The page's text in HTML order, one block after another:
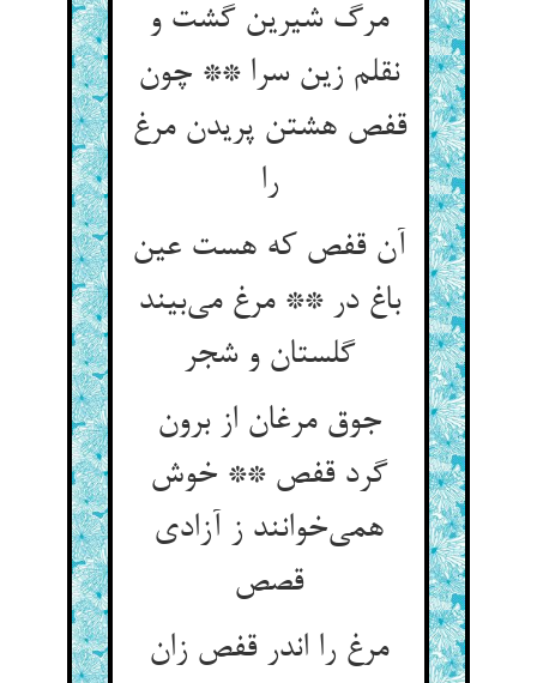
مرگ شیرین گشت و
نقلم زین سرا ** چون
قفص هشتن پریدن مرغ
را
آن قفص که هست عین
باغ در ** مرغ می‌بیند
گلستان و شجر
جوق مرغان از برون
گرد قفص ** خوش
همی‌خوانند ز آزادی
قصص
مرغ را اندر قفص زان